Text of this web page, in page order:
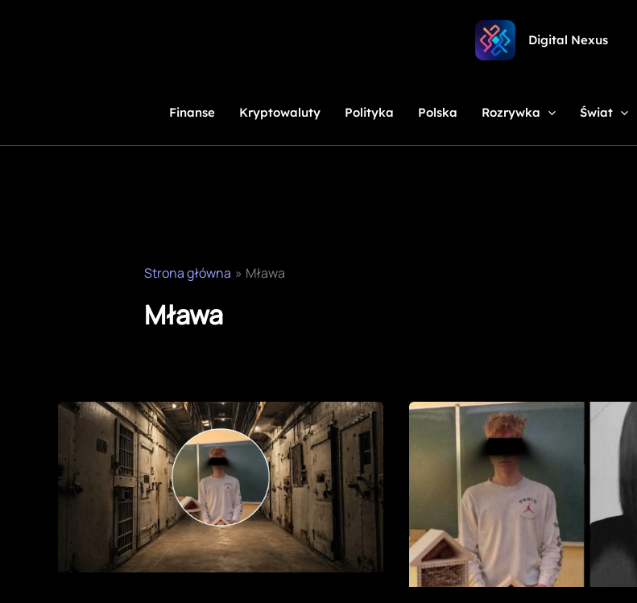
Digital Nexus
Finanse Kryptowaluty Polityka Polska Rozrywka Świat
Strona główna Mława
Mława